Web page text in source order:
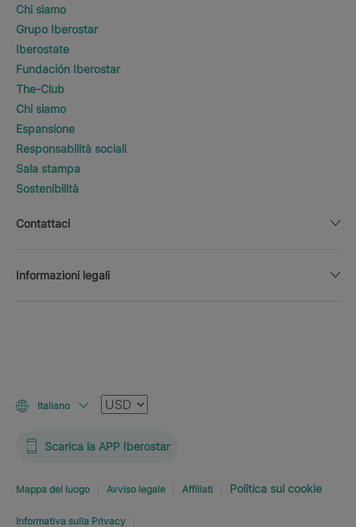
Chi siamo
Grupo Iberostar
Iberostate
Fundación Iberostar
The-Club
Chi siamo
Espansione
Responsabilità sociali
Sala stampa
Sostenibilità
Contattaci
Informazioni legali
Italiano Valuta
Scarica la APP Iberostar
Mappa del luogo Avviso legale Affiliati Politica sui cookie
Informativa sulla Privacy